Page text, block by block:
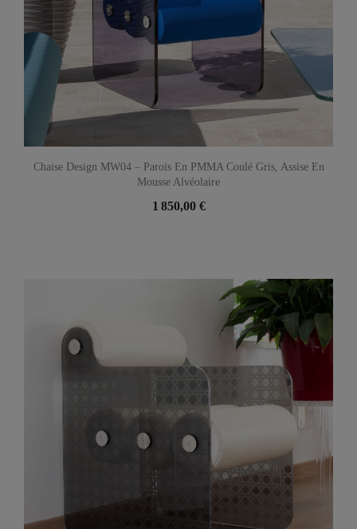
Chaise Design MW04 – Parois En PMMA Coulé Gris, Assise En
Mousse Alvéolaire
1 850,00 €